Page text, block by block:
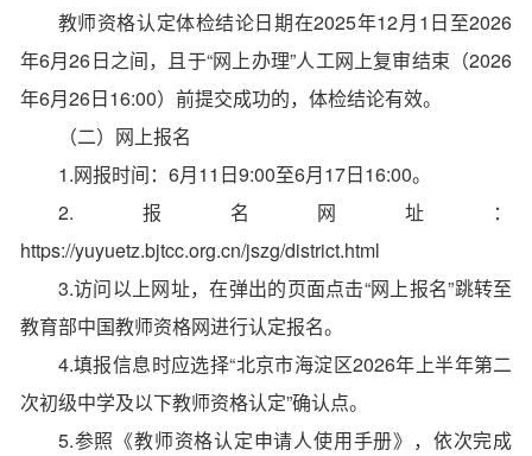
教师资格认定体检结论日期在2025年12月1日至2026
年6月26日之间，且于“网上办理”人工网上复审结束（2026
年6月26日16:00）前提交成功的，体检结论有效。
（二）网上报名
1.网报时间：6月11日9:00至6月17日16:00。
2.报名网址：
https://yuyuetz.bjtcc.org.cn/jszg/district.html
3.访问以上网址，在弹出的页面点击“网上报名”跳转至
教育部中国教师资格网进行认定报名。
4.填报信息时应选择“北京市海淀区2026年上半年第二
次初级中学及以下教师资格认定”确认点。
5.参照《教师资格认定申请人使用手册》，依次完成